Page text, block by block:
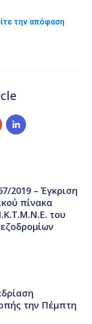
την απόφαση
2019 – Έγκριση
πίνακα
του
την Πέμπτη